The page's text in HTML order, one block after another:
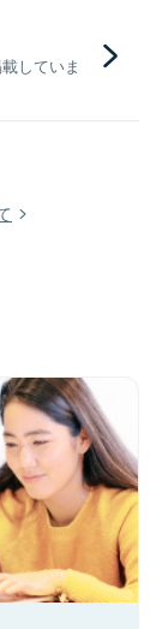
していま